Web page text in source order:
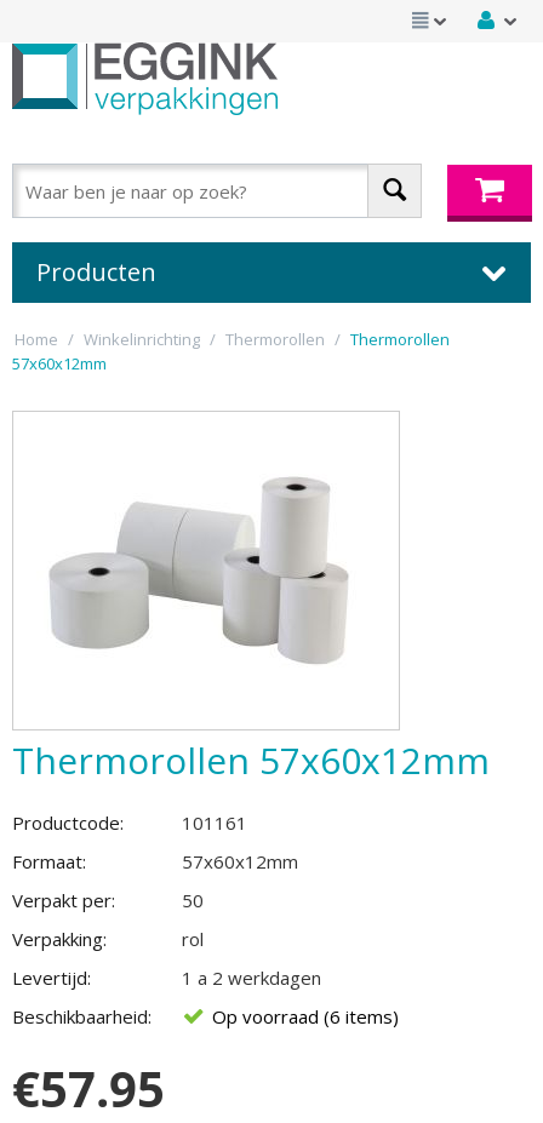
Producten
Home / Winkelinrichting / Thermorollen / Thermorollen
57x60x12mm
Thermorollen 57x60x12mm
Productcode:
101161
Formaat:
57x60x12mm
Verpakt per:
50
Verpakking:
rol
Levertijd:
1 a 2 werkdagen
Beschikbaarheid:
Op voorraad (6 items)
€57.95